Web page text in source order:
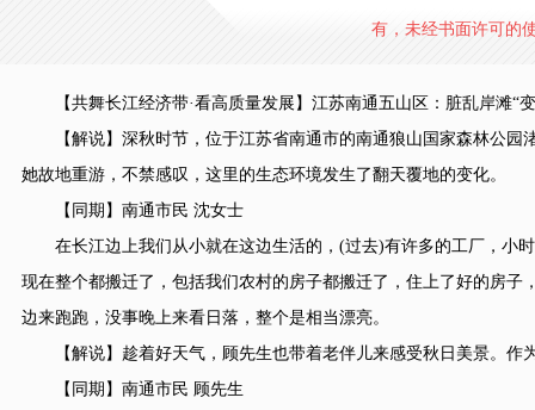
有，未经书面许可的
【共舞长江经济带·看高质量发展】江苏南通五山区：脏乱岸滩“
【解说】深秋时节，位于江苏省南通市的南通狼山国家森林公园
她故地重游，不禁感叹，这里的生态环境发生了翻天覆地的变化。
【同期】南通市民 沈女士
在长江边上我们从小就在这边生活的，(过去)有许多的工厂，小
现在整个都搬迁了，包括我们农村的房子都搬迁了，住上了好的房
边来跑跑，没事晚上来看日落，整个是相当漂亮。
【解说】趁着好天气，顾先生也带着老伴儿来感受秋日美景。作
【同期】南通市民 顾先生